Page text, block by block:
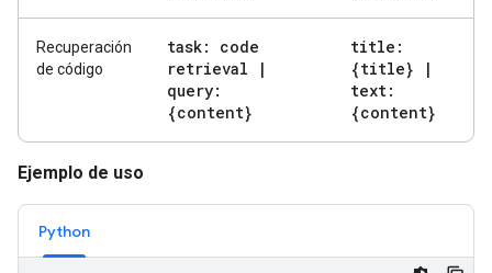
Recuperación
de código
task: code
retrieval
|
query:
{content}
title:
{title}
|
text:
{content}
Ejemplo de uso
Python